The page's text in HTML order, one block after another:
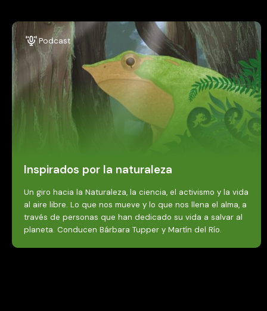
Podcast
Inspirados por la naturaleza
Un giro hacia la Naturaleza, la ciencia, el activismo y la vida
al aire libre. Lo que nos mueve y lo que nos llena el alma, a
través de personas que han dedicado su vida a salvar al
planeta. Conducen Bárbara Tupper y Martín del Río.